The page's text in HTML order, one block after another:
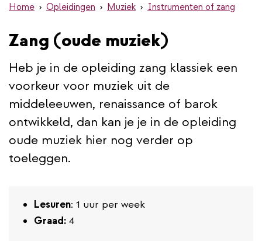
inhoud
Home Opleidingen Muziek Instrumenten of zang
Zang (oude muziek)
Heb je in de opleiding zang klassiek een
voorkeur voor muziek uit de
middeleeuwen, renaissance of barok
ontwikkeld, dan kan je je in de opleiding
oude muziek hier nog verder op
toeleggen.
Lesuren: 1 uur per week
Graad: 4